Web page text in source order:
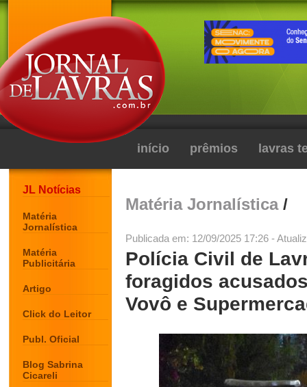
início prêmios lavras
JL Notícias
Matéria
Jornalística
Matéria
Publicitária
Artigo
Click do Leitor
Publ. Oficial
Blog Sabrina
Cicareli
Matéria Jornalística/
Publicada em: 12/09/2025 17:26 -
Polícia Civil de
foragidos
Vovô e